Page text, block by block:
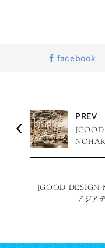
facebook
PREV
[GOOD DESIGN
アジア